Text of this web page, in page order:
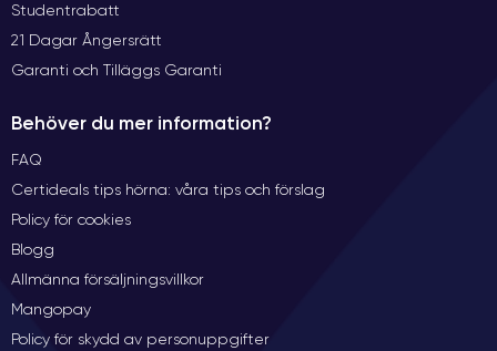
Studentrabatt
21 Dagar Ångersrätt
Garanti och Tilläggs Garanti
Behöver du mer information?
FAQ
Certideals tips hörna: våra tips och förslag
Policy för cookies
Blogg
Allmänna försäljningsvillkor
Mangopay
Policy för skydd av personuppgifter